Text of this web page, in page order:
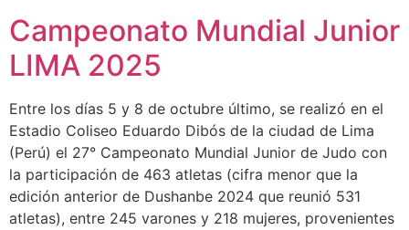
Campeonato Mundial Junior
LIMA 2025
Entre los días 5 y 8 de octubre último, se realizó en el
Estadio Coliseo Eduardo Dibós de la ciudad de Lima
(Perú) el 27° Campeonato Mundial Junior de Judo con
la participación de 463 atletas (cifra menor que la
edición anterior de Dushanbe 2024 que reunió 531
atletas), entre 245 varones y 218 mujeres, provenientes